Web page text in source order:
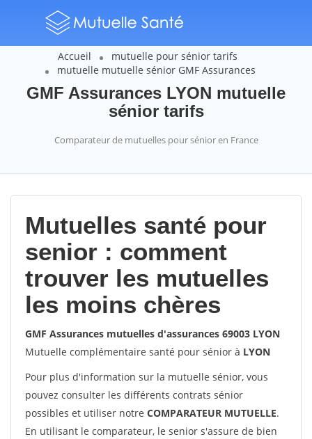
Accueil
mutuelle pour sénior tarifs
mutuelle mutuelle sénior GMF Assurances
GMF Assurances LYON mutuelle
sénior tarifs
Comparateur de mutuelles pour sénior en France
Mutuelles santé pour
senior : comment
trouver les mutuelles
les moins chères
GMF Assurances mutuelles d'assurances 69003 LYON
Mutuelle complémentaire santé pour sénior à LYON
Pour plus d'information sur la mutuelle sénior, vous
pouvez consulter les différents contrats sénior
possibles et utiliser notre COMPARATEUR MUTUELLE.
En utilisant le comparateur, le senior s'assure de bien